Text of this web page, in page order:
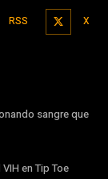
RSS X
sangre que
en Tip Toe